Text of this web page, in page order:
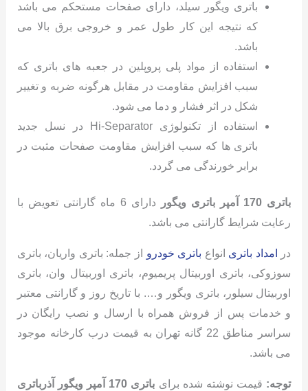
باتری ویگور سیلد، دارای صفحات مستحکم می باشد
که نتیجه این کار طول عمر و خروجی برق بالا می
باشد.
استفاده از مواد پلی پروپلین در جعبه های باتری که
سبب افزایش مقاومت در مقابل هرگونه ضربه و تغییر
شکل در اثر فشار و دما می شود.
استفاده از تکنولوژی Hi-Separator در نسل جدید
باتری ها که سبب افزایش مقاومت صفحات مثبت در
برابر خورندگی می گردد.
باتری 170 آمپر باتری ویگور
دارای 6 ماه گارانتی تعویض با
رعایت شرایط گارانتی می باشد.
در امداد باتری انواع باتری خودرو از جمله: باتری واریان، باتری
سوزوکی، باتری اوربیتال پریمیوم، باتری اوربیتال وان، باتری
اوربیتال سیلور، باتری ویگور و…. با تاریخ روز و گارانتی معتبر
و خدمات پس از فروش همراه با ارسال و نصب رایگان در
سراسر مناطق 22 گانه تهران به قیمت درب کارخانه موجود
می باشد.
توجه: قیمت نوشته شده برای باتری 170 آمپر ویگور آذرباتری